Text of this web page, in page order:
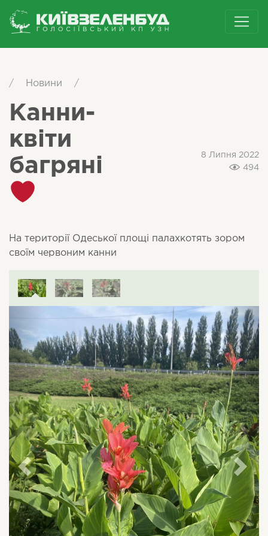
/ Новини /
Канни-
квіти
багряні
8 Липня 2022
494
На території Одеської площі палахкотять зором
своїм червоним канни